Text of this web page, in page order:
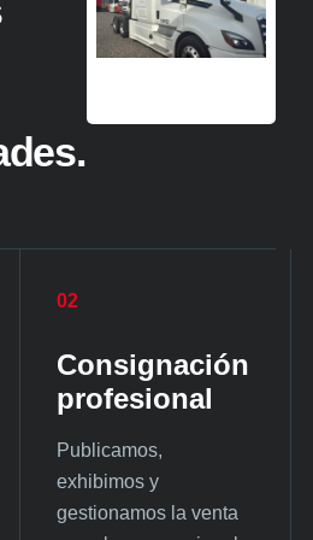
02
Consignación
profesional
Publicamos,
exhibimos y
gestionamos la venta